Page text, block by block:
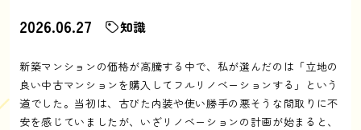
2026.06.27 知識
新築マンションの価格が高騰する中で、私が選んだのは「立地の
良い中古マンションを購入してフルリノベーションする」という
道でした。当初は、古びた内装や使い勝手の悪そうな間取りに不
安を感じていましたが、いざリノベーションの計画が始まると、